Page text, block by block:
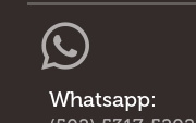
Whatsapp: